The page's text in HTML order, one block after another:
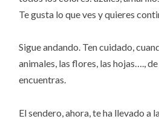
Te gusta lo que ves y quieres
Sigue andando. Ten cuidado,
animales, las flores, las hojas….,
encuentras.
El sendero, ahora, te ha llevado a